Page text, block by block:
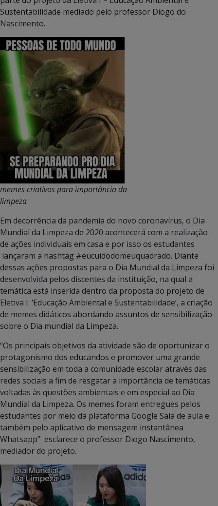
Sustentabilidade mediado pelo professor Diogo do
Nascimento.
memes criativos para importância da
limpeza
Em decorrência da pandemia do novo coronavírus, o Dia
Mundial da Limpeza de 2020 acontecerá com a realização
de ações individuais em casa e por isso os estudantes
lançaram a hashtag #eucuidodomeuquadrado. Diante
dessas ações propostas para o Dia Mundial da Limpeza foi
desenvolvida pelos discentes da instituição, na qual a
temática está inserida dentro da proposta do projeto de
Eletiva I: ‘Educação Ambiental e Sustentabilidade’, a criação
de memes didáticos abordando assuntos de sensibilização
sobre o Dia mundial da Limpeza.
“Os principais objetivos da atividade são de oportunizar o
protagonismo dos educandos e promover uma grande
sensibilização em toda a comunidade escolar através das
redes sociais a fim de resgatar a importância de temáticas
voltadas às questões ambientais e em especial ao Dia
Mundial da Limpeza. Os memes foram entregues pelos
estudantes por meio da plataforma Google Sala de aula e
também pelo aplicativo de mensagem instantânea
Whatsapp” esclarece o professor Diogo Nascimento,
mediador do projeto.